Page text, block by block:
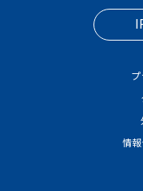
プ
情